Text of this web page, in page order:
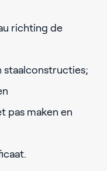
richting de
staalconstructies;
pas maken en